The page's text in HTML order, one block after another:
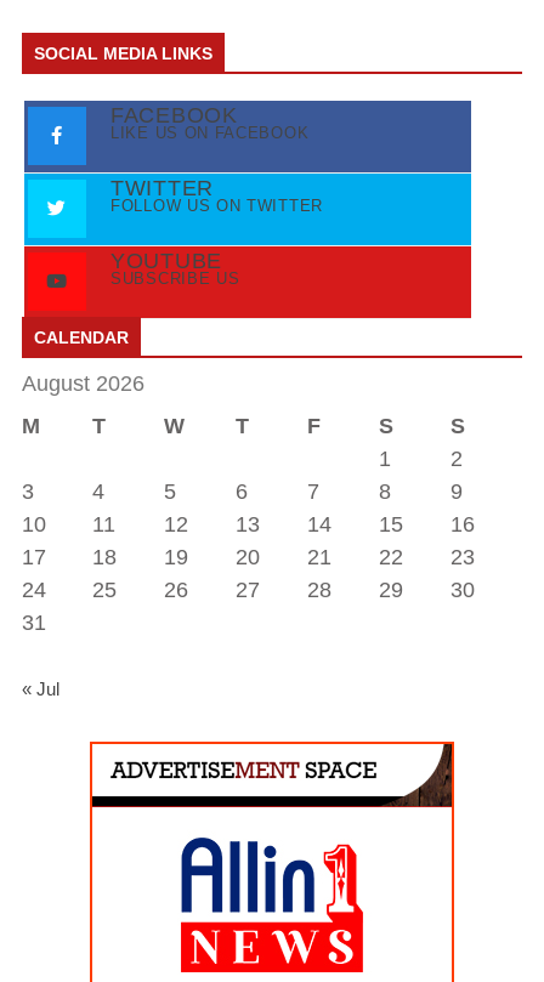
SOCIAL MEDIA LINKS
FACEBOOK
LIKE US ON FACEBOOK
TWITTER
FOLLOW US ON TWITTER
YOUTUBE
SUBSCRIBE US
CALENDAR
August 2026
M
T W T F S
S
1
2
3
4 5 6 7 8
9
10
11 12 13 14 15
16
17
18 19 20 21 22
23
24
25 26 27 28 29
30
31
« Jul